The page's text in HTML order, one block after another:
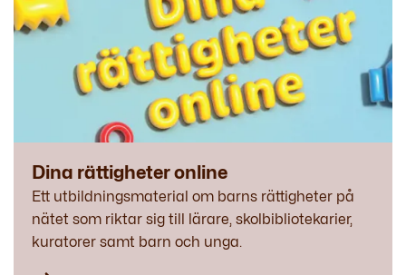
Dina rättigheter online
Ett utbildningsmaterial om barns rättigheter på
nätet som riktar sig till lärare, skolbibliotekarier,
kuratorer samt barn och unga.